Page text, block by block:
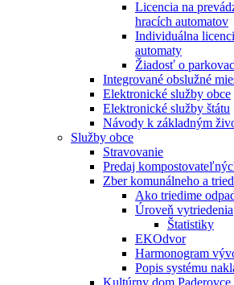
Licencia na
hracích automatov
Individuálna
automaty
Žiadosť o
Integrované obslužné
Elektronické služby obce
Elektronické služby štátu
Návody k základným
Služby obce
Stravovanie
Predaj
Zber komunálneho a
Ako triedime
Úroveň vytriedenia
Štatistiky
EKOdvor
Harmonogram
Popis systému
Kultúrny dom Paderovce